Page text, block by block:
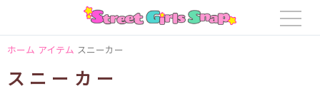
ホーム アイテム スニーカー
スニーカー